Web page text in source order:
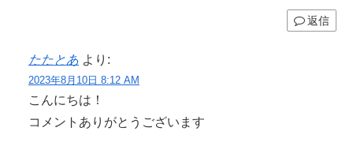
返信
たたとあ より:
2023年8月10日 8:12 AM
こんにちは！
コメントありがとうございます